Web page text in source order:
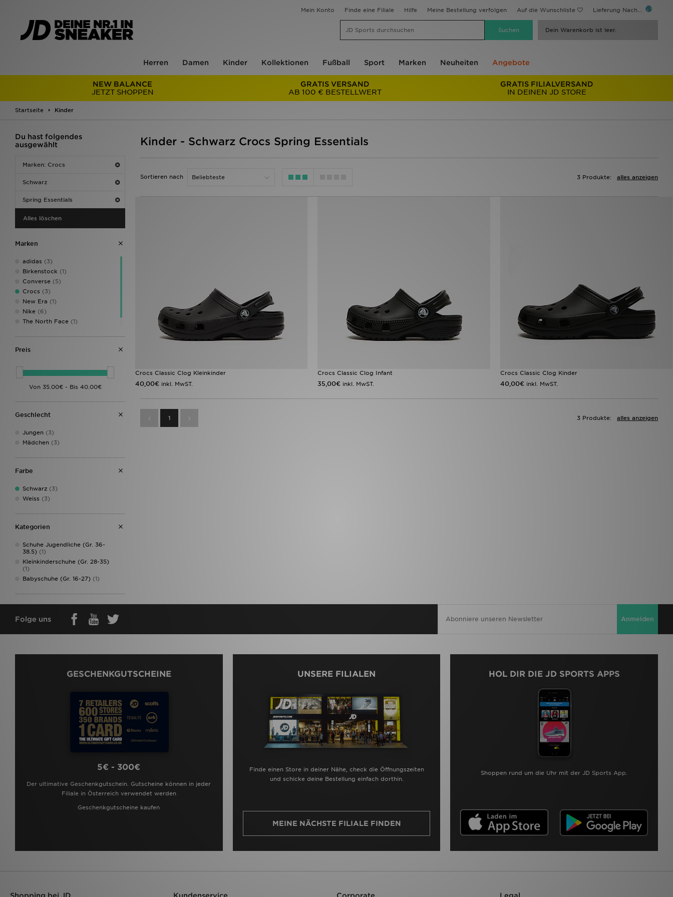
Mein Konto Finde eine Filiale Hilfe Meine Bestellung verfolgen Auf die Wunschliste Lieferung Nach...
Dein Warenkorb ist leer.
Herren Damen Kinder Kollektionen Fußball Sport Marken Neuheiten Angebote
NEW BALANCE
JETZT SHOPPEN
GRATIS VERSAND
AB 100 € BESTELLWERT
GRATIS FILIALVERSAND
IN DEINEN JD STORE
Startseite Kinder
Du hast folgendes
ausgewählt
Marken: Crocs
Schwarz
Spring Essentials
Alles löschen
Marken
adidas (3)
Birkenstock (1)
Converse (5)
Crocs (3)
New Era (1)
Nike (6)
The North Face (1)
Preis
Geschlecht
Jungen (3)
Mädchen (3)
Farbe
Schwarz (3)
Weiss (3)
Kategorien
Schuhe Jugendliche (Gr. 36-
38.5) (1)
Kleinkinderschuhe (Gr. 28-35)
(1)
Babyschuhe (Gr. 16-27) (1)
Kinder - Schwarz Crocs Spring Essentials
Sortieren nach alles anzeigen
3 Produkte:
Crocs Classic Clog Kleinkinder
40,00€ inkl. MwST.
Crocs Classic Clog Infant
35,00€ inkl. MwST.
Crocs Classic Clog Kinder
40,00€ inkl. MwST.
1 alles anzeigen
3 Produkte:
Folge uns Anmelden
GESCHENKGUTSCHEINE
5€ - 300€
Der ultimative Geschenkgutschein. Gutscheine können in jeder
Filiale in Österreich verwendet werden
Geschenkgutscheine kaufen
UNSERE FILIALEN
Finde einen Store in deiner Nähe, check die Öffnungszeiten
und schicke deine Bestellung einfach dorthin.
MEINE NÄCHSTE FILIALE FINDEN
HOL DIR DIE JD SPORTS APPS
Shoppen rund um die Uhr mit der JD Sports App.
Shopping bei JD Kundenservice Corporate Legal